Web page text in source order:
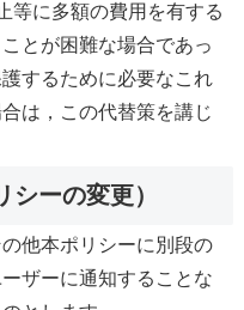
等に多額の費用を有する
とが困難な場合であっ
するために必要なこれ
は，この代替策を講じ
ーの変更）
他本ポリシーに別段の
ザーに通知することな